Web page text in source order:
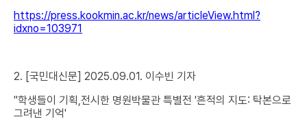
https://press.kookmin.ac.kr/news/articleView.html?
idxno=103971
2. [국민대신문] 2025.09.01. 이수빈 기자
"학생들이 기획,전시한 명원박물관 특별전 '흔적의 지도: 탁본으로
그려낸 기억'